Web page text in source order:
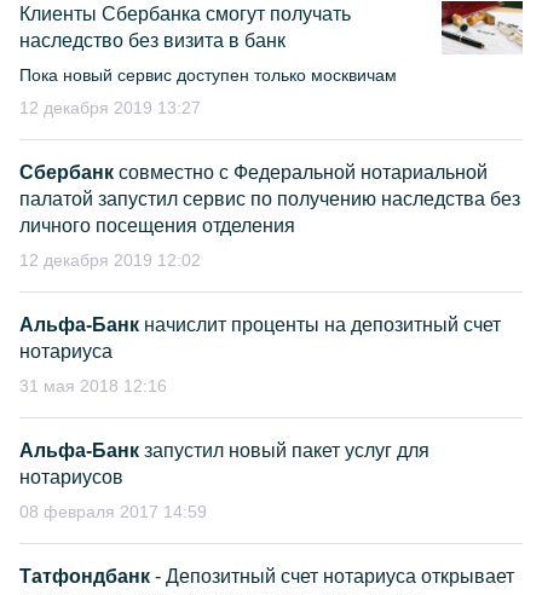
Клиенты Сбербанка смогут получать
наследство без визита в банк
Пока новый сервис доступен только москвичам
12 декабря 2019 13:27
Сбербанк совместно с Федеральной нотариальной
палатой запустил сервис по получению наследства без
личного посещения отделения
12 декабря 2019 12:02
Альфа-Банк начислит проценты на депозитный счет
нотариуса
31 мая 2018 12:16
Альфа-Банк запустил новый пакет услуг для
нотариусов
08 февраля 2017 14:59
Татфондбанк - Депозитный счет нотариуса открывает